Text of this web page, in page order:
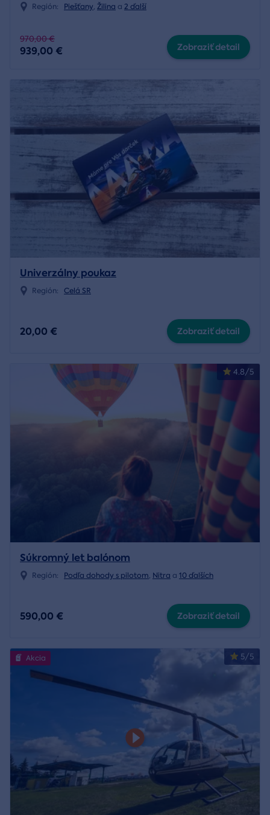
Región: Piešťany, Žilina a 2 ďalší
970,00 €
939,00 € Zobraziť detail
Univerzálny poukaz
Región: Celá SR
20,00 € Zobraziť detail
4.8/5
Súkromný let balónom
Región: Podľa dohody s pilotom, Nitra a 10 ďalších
590,00 € Zobraziť detail
5/5
Akcia